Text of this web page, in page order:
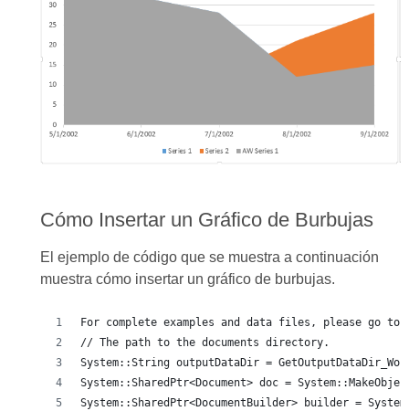
Cómo Insertar un Gráfico de Burbujas
El ejemplo de código que se muestra a continuación
muestra cómo insertar un gráfico de burbujas.
For complete examples and data files, please go to
// The path to the documents directory.
System::String outputDataDir =
System::SharedPtr<Document> doc =
System::SharedPtr<DocumentBuilder> builder =